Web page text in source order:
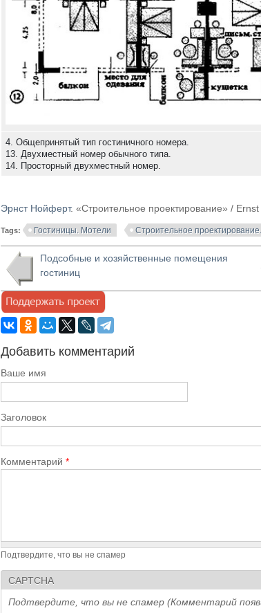
4. Общепринятый тип гостиничного номера.
13. Двухместный номер обычного типа.
14. Просторный двухместный номер.
Эрнст Нойферт. «Строительное проектирование» /
Tags: Гостиницы. Мотели Строительное
Подсобные и хозяйственные помещения
гостиниц
Добавить комментарий
Ваше имя
Заголовок
Комментарий*
Подтвердите, что вы не спамер
CAPTCHA
Подтвердите, что вы не спамер (Комментарий